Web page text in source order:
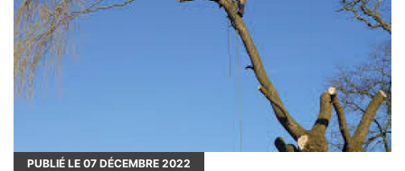
PUBLIÉ LE 07 DÉCEMBRE 2022